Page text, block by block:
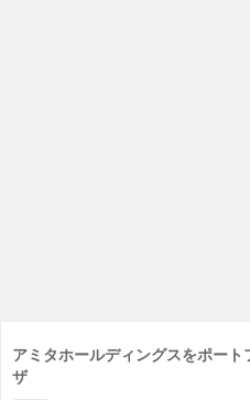
アミタホールディングスをポー
ザ